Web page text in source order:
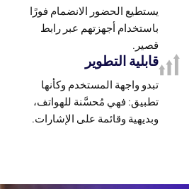
يستطيع الحضور الانضمام فورًا
باستخدام أجهزتهم عبر رابط
قصير.
قابلية التطوير
تبدو واجهة المستخدم وكأنها
تطبيق: فهي مُحسَّنة للهواتف،
وبديهية وقائمة على الإشارات.